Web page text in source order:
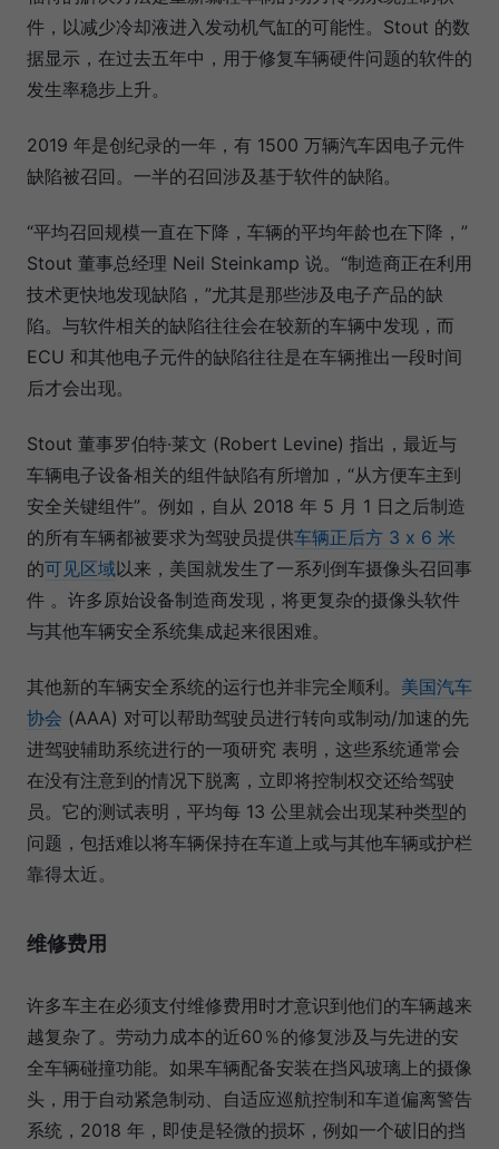
件，以减少冷却液进入发动机气缸的可能性。Stout 的数
据显示，在过去五年中，用于修复车辆硬件问题的软件的
发生率稳步上升。
2019 年是创纪录的一年，有 1500 万辆汽车因电子元件
缺陷被召回。一半的召回涉及基于软件的缺陷。
“平均召回规模一直在下降，车辆的平均年龄也在下降，”
Stout 董事总经理 Neil Steinkamp 说。“制造商正在利用
技术更快地发现缺陷，”尤其是那些涉及电子产品的缺
陷。与软件相关的缺陷往往会在较新的车辆中发现，而
ECU 和其他电子元件的缺陷往往是在车辆推出一段时间
后才会出现。
Stout 董事罗伯特·莱文 (Robert Levine) 指出，最近与
车辆电子设备相关的组件缺陷有所增加，“从方便车主到
安全关键组件”。例如，自从 2018 年 5 月 1 日之后制造
的所有车辆都被要求为驾驶员提供车辆正后方 3 x 6 米
的可见区域以来，美国就发生了一系列倒车摄像头召回事
件 。许多原始设备制造商发现，将更复杂的摄像头软件
与其他车辆安全系统集成起来很困难。
其他新的车辆安全系统的运行也并非完全顺利。 美国汽车
协会 (AAA) 对可以帮助驾驶员进行转向或制动/加速的先
进驾驶辅助系统进行的一项研究 表明，这些系统通常会
在没有注意到的情况下脱离，立即将控制权交还给驾驶
员。它的测试表明，平均每 13 公里就会出现某种类型的
问题，包括难以将车辆保持在车道上或与其他车辆或护栏
靠得太近。
维修费用
许多车主在必须支付维修费用时才意识到他们的车辆越来
越复杂了。劳动力成本的近60％的修复涉及与先进的安
全车辆碰撞功能。如果车辆配备安装在挡风玻璃上的摄像
头，用于自动紧急制动、自适应巡航控制和车道偏离警告
系统，2018 年，即使是轻微的损坏，例如一个破旧的挡